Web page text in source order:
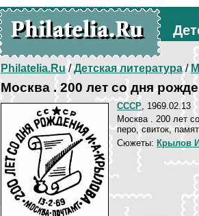
Philatelia.Ru/Детская литература/
Москва . 200 лет со дня
СССР, 1969.02.13
Москва . 200 лет
перо, свиток,
Сюжеты: Крылов